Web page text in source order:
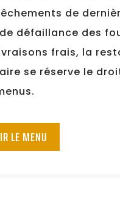
de
défaillance des
frais, la
se réserve le
LE MENU